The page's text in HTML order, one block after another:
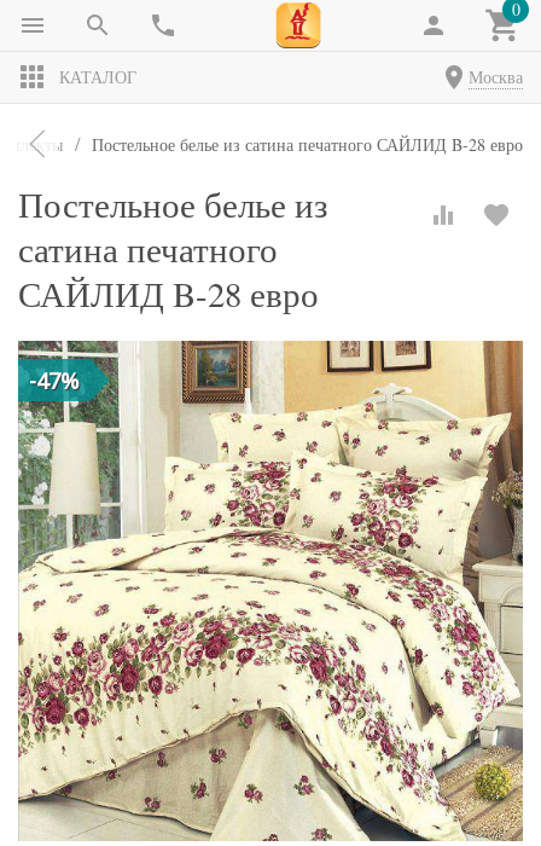
0
КАТАЛОГ Москва
Постельное белье из сатина печатного САЙЛИД B-28 евро
Постельное белье из
сатина печатного
САЙЛИД B-28 евро
-47%